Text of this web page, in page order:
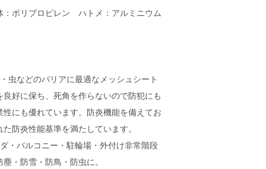
：ポリプロピレン ハトメ：アルミニウム
虫などのバリアに最適なメッシュシート
好に保ち、死角を作らないので防犯にも
にも優れています。防炎機能を備えてお
防炎性能基準を満たしています。
・バルコニー・駐輪場・外付け非常階段
・防雪・防鳥・防虫に。